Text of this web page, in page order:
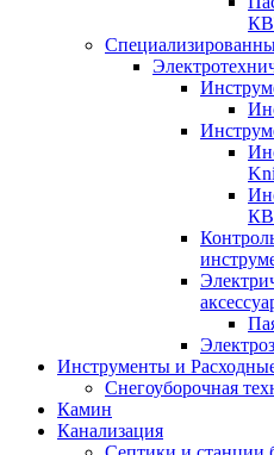
Инструменты и
Снегоуборочная
Камин
Канализация